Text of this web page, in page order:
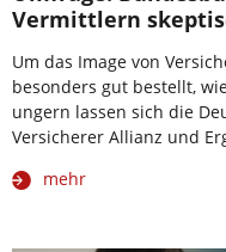
Vermittlern
Um das Image von
besonders gut bestellt,
ungern lassen sich die
Versicherer Allianz und
mehr